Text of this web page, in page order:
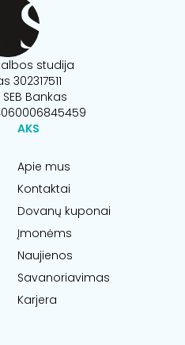
studija
302317511
Bankas
AKS
Apie mus
Kontaktai
Dovanų kuponai
Įmonėms
Naujienos
Savanoriavimas
Karjera